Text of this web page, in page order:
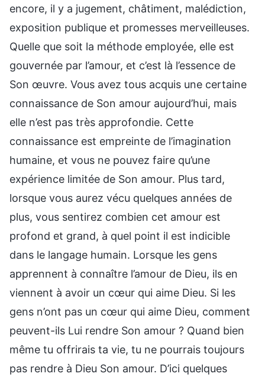
encore, il y a jugement, châtiment, malédiction,
exposition publique et promesses merveilleuses.
Quelle que soit la méthode employée, elle est
gouvernée par l’amour, et c’est là l’essence de
Son œuvre. Vous avez tous acquis une certaine
connaissance de Son amour aujourd’hui, mais
elle n’est pas très approfondie. Cette
connaissance est empreinte de l’imagination
humaine, et vous ne pouvez faire qu’une
expérience limitée de Son amour. Plus tard,
lorsque vous aurez vécu quelques années de
plus, vous sentirez combien cet amour est
profond et grand, à quel point il est indicible
dans le langage humain. Lorsque les gens
apprennent à connaître l’amour de Dieu, ils en
viennent à avoir un cœur qui aime Dieu. Si les
gens n’ont pas un cœur qui aime Dieu, comment
peuvent-ils Lui rendre Son amour ? Quand bien
même tu offrirais ta vie, tu ne pourrais toujours
pas rendre à Dieu Son amour. D’ici quelques